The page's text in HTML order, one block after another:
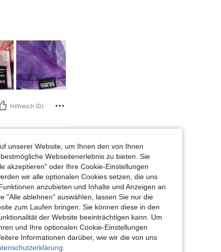
Richtige Größe, Farbe: Blau, Größe: L
Hilfreich (0)
Hilfreich (0)
unserer Website, um Ihnen den von Ihnen
Webseitenerlebnis zu bieten. Sie
akzeptieren" oder Ihre Cookie-Einstellungen
wir alle optionalen Cookies setzen, die uns
anzubieten und Inhalte und Anzeigen an
"Alle ablehnen" auswählen, lassen Sie nur die
zum Laufen bringen. Sie können diese in den
der Website beeinträchtigen kann. Um
und Ihre optionalen Cookie-Einstellungen
Informationen darüber, wie wir die von uns